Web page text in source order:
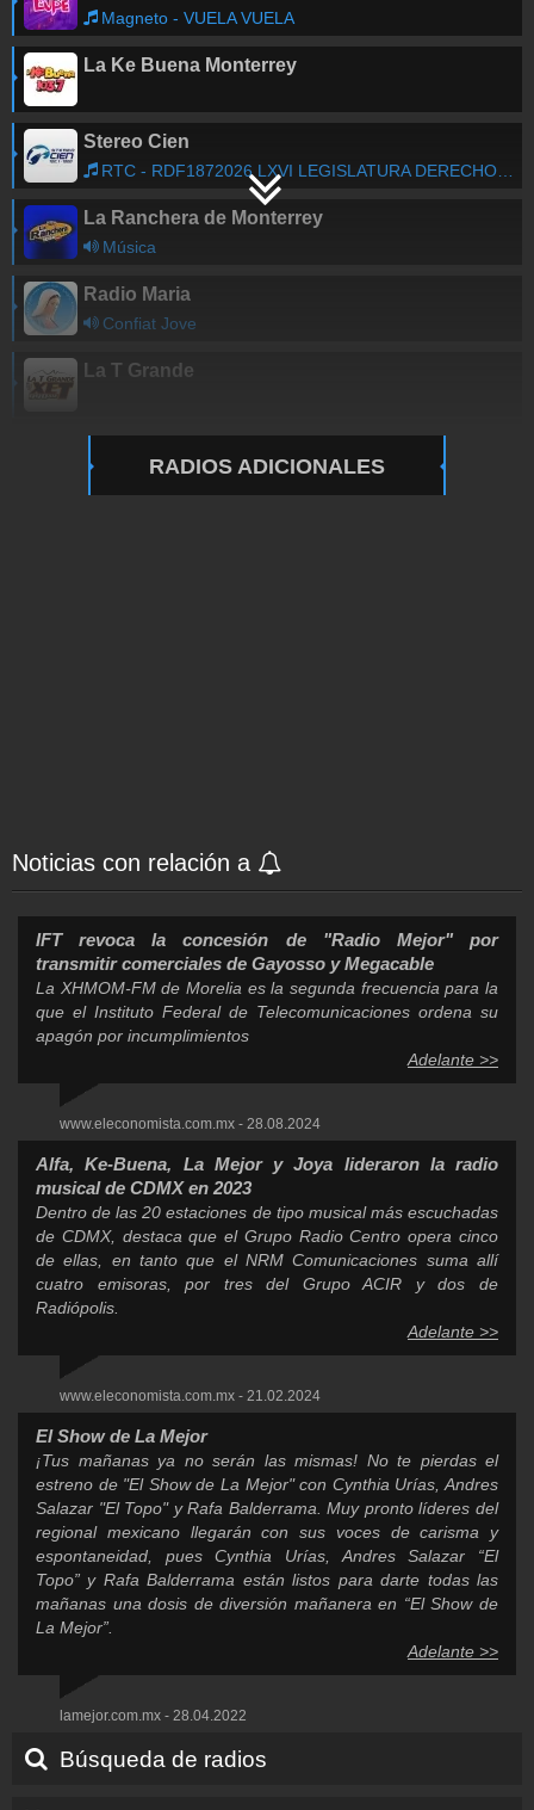
Magneto - VUELA VUELA
La Ke Buena Monterrey
Stereo Cien
RTC - RDF1872026 LXVI LEGISLATURA DERECHOS DE AUTO
La Ranchera de Monterrey
Música
Radio Maria
Confiat Jove
La T Grande
RADIOS ADICIONALES
Noticias con relación a
IFT revoca la concesión de "Radio Mejor" por
transmitir comerciales de Gayosso y Megacable
La XHMOM-FM de Morelia es la segunda frecuencia para la
que el Instituto Federal de Telecomunicaciones ordena su
apagón por incumplimientos
Adelante >>
www.eleconomista.com.mx - 28.08.2024
Alfa, Ke-Buena, La Mejor y Joya lideraron la radio
musical de CDMX en 2023
Dentro de las 20 estaciones de tipo musical más escuchadas
de CDMX, destaca que el Grupo Radio Centro opera cinco
de ellas, en tanto que el NRM Comunicaciones suma allí
cuatro emisoras, por tres del Grupo ACIR y dos de
Radiópolis.
Adelante >>
www.eleconomista.com.mx - 21.02.2024
El Show de La Mejor
¡Tus mañanas ya no serán las mismas! No te pierdas el
estreno de "El Show de La Mejor" con Cynthia Urías, Andres
Salazar "El Topo" y Rafa Balderrama. Muy pronto líderes del
regional mexicano llegarán con sus voces de carisma y
espontaneidad, pues Cynthia Urías, Andres Salazar “El
Topo” y Rafa Balderrama están listos para darte todas las
mañanas una dosis de diversión mañanera en “El Show de
La Mejor”.
Adelante >>
lamejor.com.mx - 28.04.2022
Búsqueda de radios